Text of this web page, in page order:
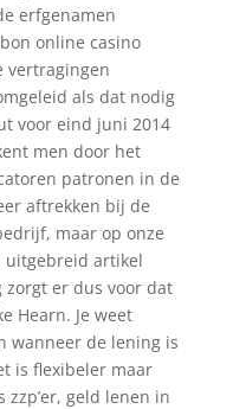
erfgenamen
online casino
vertragingen
als dat nodig
voor eind juni 2014
men door het
patronen in de
aftrekken bij de
maar op onze
uitgebreid artikel
er dus voor dat
Hearn. Je weet
wanneer de lening is
is flexibeler maar
zzp’er, geld lenen in